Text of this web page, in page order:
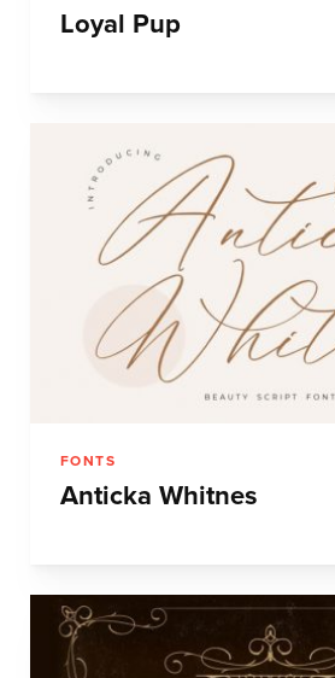
Loyal Pup
FONTS
Anticka Whitnes